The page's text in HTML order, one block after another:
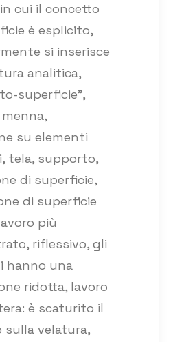
cui il concetto
è esplicito,
si inserisce
analitica,
superficie”,
su elementi
tela, supporto,
di superficie,
di superficie
più
riflessivo, gli
hanno una
ridotta, lavoro
è scaturito il
sulla velatura,